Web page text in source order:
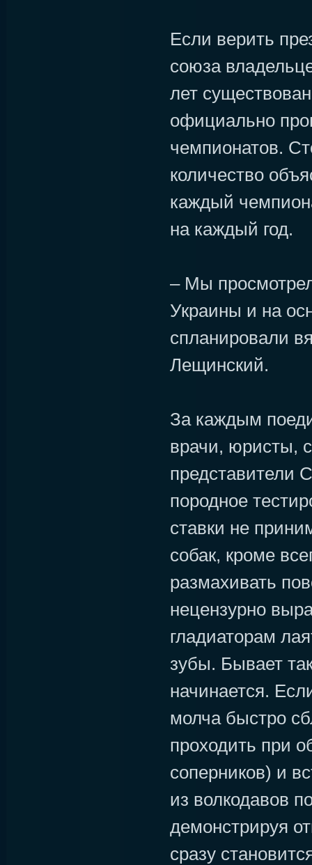
Если верить
союза
лет
официально
чемпионатов.
количество
каждый
на каждый год.
– Мы
Украины и на
спланировали
Лещинский.
За каждым
врачи, юристы,
представители
породное
ставки не
собак, кроме
размахивать
нецензурно
гладиаторам
зубы. Бывает
начинается.
молча быстро
проходить при
соперников) и
из волкодавов
демонстрируя
сразу